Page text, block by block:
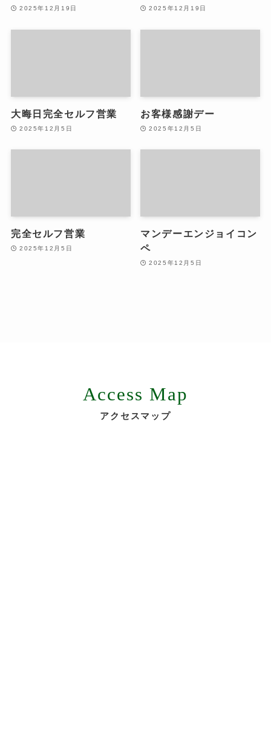
2025年12月19日 2025年12月19日
大晦日完全セルフ営業
2025年12月5日
お客様感謝デー
2025年12月5日
完全セルフ営業
2025年12月5日
マンデーエンジョイコン
ペ
2025年12月5日
Access Map
アクセスマップ